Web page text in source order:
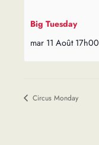
Big Tuesday
mar 11 Août 17h00
Circus Monday